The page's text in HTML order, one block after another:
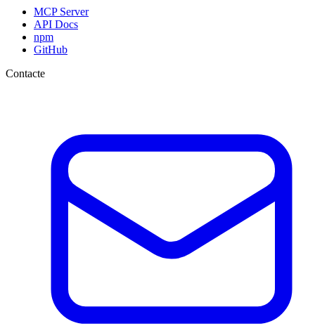
MCP Server
API Docs
npm
GitHub
Contacte